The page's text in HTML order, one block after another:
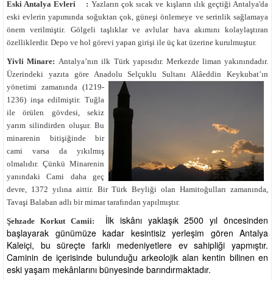
Eski Antalya Evleri : Yazların çok sıcak ve kışların ılık geçtiği Antalya'da
eski evlerin yapımında soğuktan çok, güneşi önlemeye ve serinlik sağlamaya
önem verilmiştir. Gölgeli taşlıklar ve avlular hava akımını kolaylaştıran
özelliklerdir. Depo ve hol görevi yapan girişi ile üç kat üzerine kurulmuştur.
Yivli Minare: Antalya’nın ilk Türk yapısıdır. Merkezde liman yakınındadır.
Üzerindeki yazıta göre Anadolu Selçuklu Sultanı Alâeddin Keykubat’ın
yönetimi zamanında (1219-
1236) inşa edilmiştir. Tuğla
ile örülen gövdesi, sekiz
yarım silindirden oluşur. Bu
minarenin bitişiğinde bir
cami varsa da yıkılmış
olmalıdır. Çünkü Minarenin
yanındaki Cami daha geç
devre, 1372 yılına aittir. Bir Türk Beyliği olan Hamitoğulları zamanında,
Tavaşi Balaban adlı bir mimar tarafından yapılmıştır.
Şehzade Korkut Camii:
İlk iskânı yaklaşık 2500 yıl öncesinden
başlayarak günümüze kadar kesintisiz yerleşim gören Antalya
Kaleiçi, bu süreçte farklı medeniyetlere ev sahipliği yapmıştır.
Caminin de içerisinde bulunduğu arkeolojik alan kentin bilinen en
eski yaşam mekânlarını bünyesinde barındırmaktadır.